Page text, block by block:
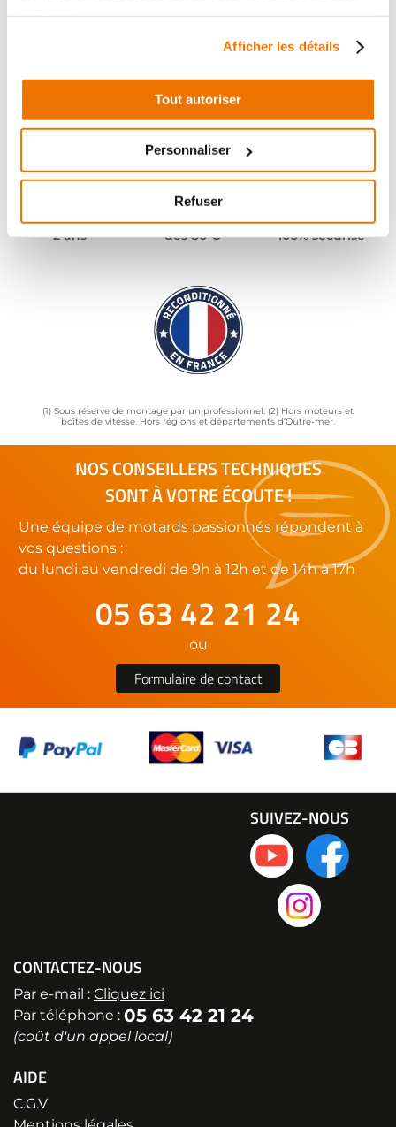
Afficher les détails
Tout autoriser
Personnaliser
Refuser
Pièces garanties
2 ans
Port offert
dès 80 €
Paiement
100% sécurisé
(1) Sous réserve de montage par un professionnel. (2) Hors moteurs et
boîtes de vitesse. Hors régions et départements d’Outre-mer.
NOS CONSEILLERS TECHNIQUES
SONT À VOTRE ÉCOUTE !
Une équipe de motards passionnés répondent à
vos questions :
du lundi au vendredi de 9h à 12h et de 14h à 17h
05 63 42 21 24
ou
Formulaire de contact
CONTACTEZ-NOUS
Par e-mail : Cliquez ici
Par téléphone : 05 63 42 21 24
(coût d'un appel local)
AIDE
C.G.V
SUIVEZ-NOUS